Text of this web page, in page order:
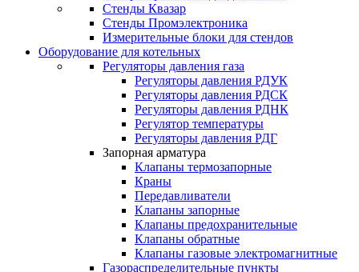
Стенды Квазар
Стенды Промэлектроника
Измерительные блоки для стендов
Оборудование для котельных
Регуляторы давления газа
Регуляторы давления РДУК
Регуляторы давления РДСК
Регуляторы давления РДНК
Регулятор температуры
Регуляторы давления РДГ
Запорная арматура
Клапаны термозапорные
Краны
Передавливатели
Клапаны запорные
Клапаны предохранительные
Клапаны обратные
Клапаны газовые электромагнитные
Газораспределительные пункты